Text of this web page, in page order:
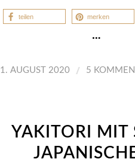
teilen merken
…
1. AUGUST 2020 / 5
YAKITORI MIT